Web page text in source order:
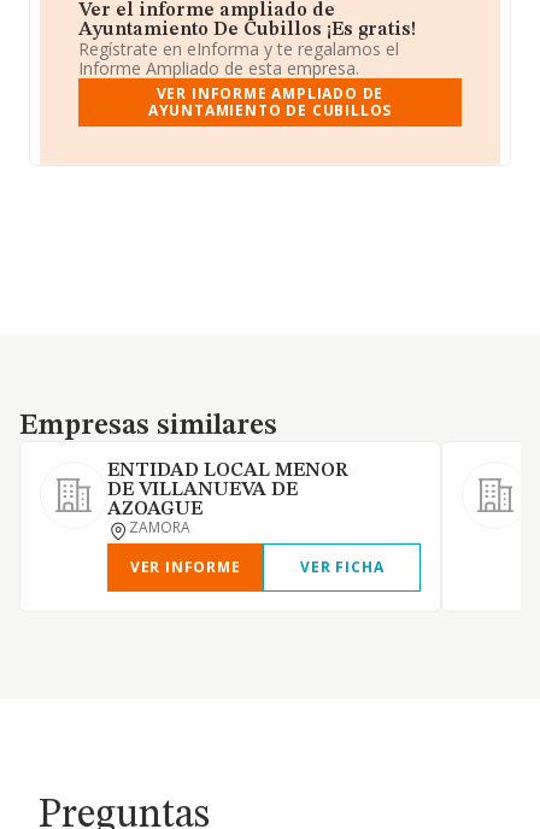
Ver el informe ampliado de
Ayuntamiento De Cubillos ¡Es gratis!
Regístrate en eInforma y te regalamos el
Informe Ampliado de esta empresa.
VER INFORME AMPLIADO DE
AYUNTAMIENTO DE CUBILLOS
Empresas similares
Empresas similares
ENTIDAD LOCAL MENOR
DE VILLANUEVA DE
AZOAGUE
ZAMORA
VER INFORME
VER FICHA
Preguntas